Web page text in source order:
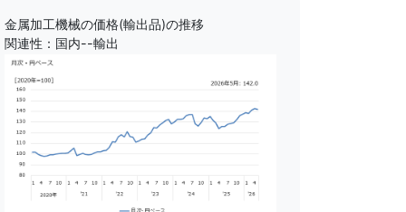
金属加工機械の価格(輸出品)の推移
関連性：国内--輸出